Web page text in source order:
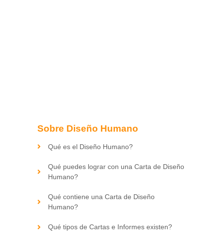
Sobre Diseño Humano
Qué es el Diseño Humano?
Qué puedes lograr con una Carta de Diseño
Humano?
Qué contiene una Carta de Diseño
Humano?
Qué tipos de Cartas e Informes existen?